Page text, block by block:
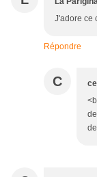
J'adore ce
Répondre
C